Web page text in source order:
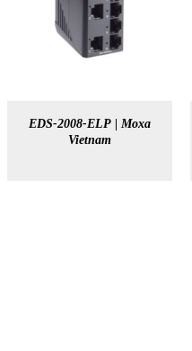
EDS-2008-ELP | Moxa
Vietnam